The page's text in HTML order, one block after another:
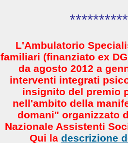
L'Ambulatorio
familiari (finanziato ex
da agosto 2012 a
interventi integrati
insignito del premio
nell'ambito della
domani" organizzato
Nazionale Assistenti
Qui la descrizione